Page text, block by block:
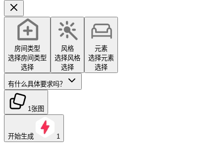
房间类型
选择房间类型
选择
风格
选择风格
选择
元素
选择元素
选择
有什么具体要求吗？
1张图
开始生成 1